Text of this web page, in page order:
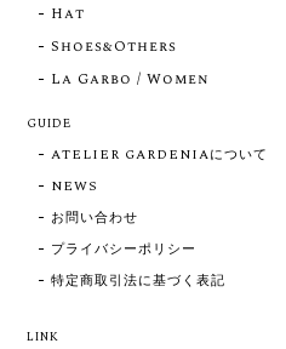
Hat
Shoes&Others
La Garbo / Women
GUIDE
ATELIER GARDENIAについて
NEWS
お問い合わせ
プライバシーポリシー
特定商取引法に基づく表記
LINK